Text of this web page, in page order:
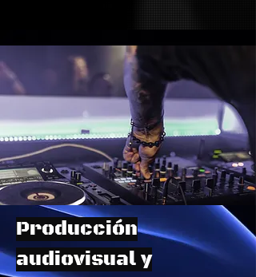
Producción
audiovisual y